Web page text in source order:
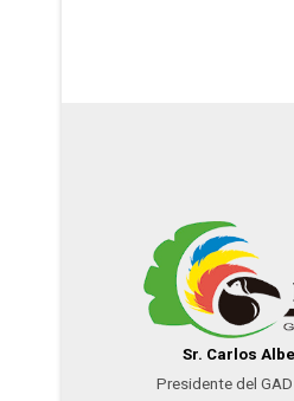
Sr. Carlos
Presidente del